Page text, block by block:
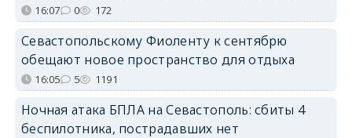
16:07 0 172
Севастопольскому Фиоленту к сентябрю
обещают новое пространство для отдыха
16:05 5 1191
Ночная атака БПЛА на Севастополь: сбиты 4
беспилотника, пострадавших нет